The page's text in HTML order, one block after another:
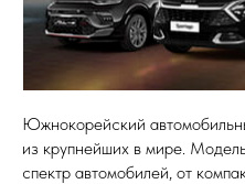
Южнокорейский
из крупнейших в мире.
спектр автомобилей, от